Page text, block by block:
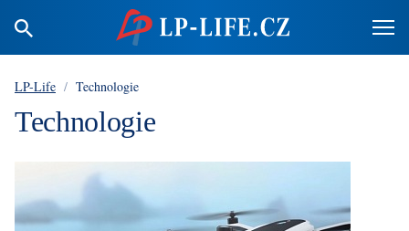
LP-Life / Technologie
Technologie